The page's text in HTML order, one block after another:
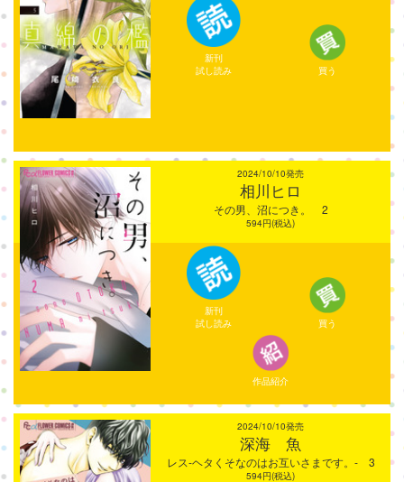
新刊
試し読み
買う
2024/10/10発売
相川ヒロ
その男、沼につき。 2
594円(税込)
新刊
試し読み
買う
作品紹介
2024/10/10発売
深海 魚
レス-ヘタくそなのはお互いさまです。- 3
594円(税込)